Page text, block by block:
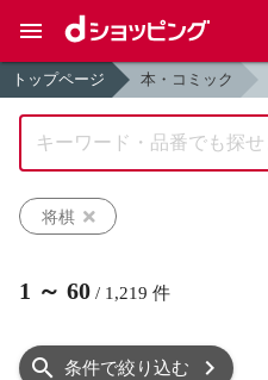
トップページ 本・コミック
将棋
1 ～ 60 / 1,219 件
条件で絞り込む